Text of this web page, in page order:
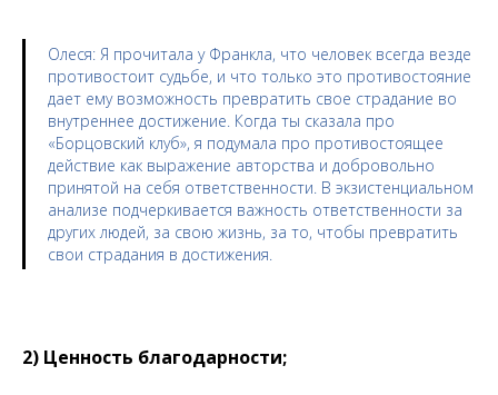
Олеся: Я прочитала у Франкла, что человек всегда везде
противостоит судьбе, и что только это противостояние
дает ему возможность превратить свое страдание во
внутреннее достижение. Когда ты сказала про
«Борцовский клуб», я подумала про противостоящее
действие как выражение авторства и добровольно
принятой на себя ответственности. В экзистенциальном
анализе подчеркивается важность ответственности за
других людей, за свою жизнь, за то, чтобы превратить
свои страдания в достижения.
2) Ценность благодарности;